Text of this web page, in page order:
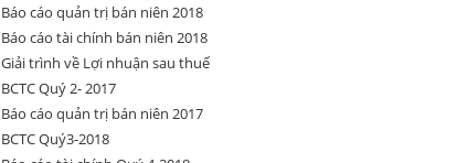
Báo cáo quản trị bán niên 2018
Báo cáo tài chính bán niên 2018
Giải trình về Lợi nhuận sau thuế
BCTC Quý 2- 2017
Báo cáo quản trị bán niên 2017
BCTC Quý3-2018